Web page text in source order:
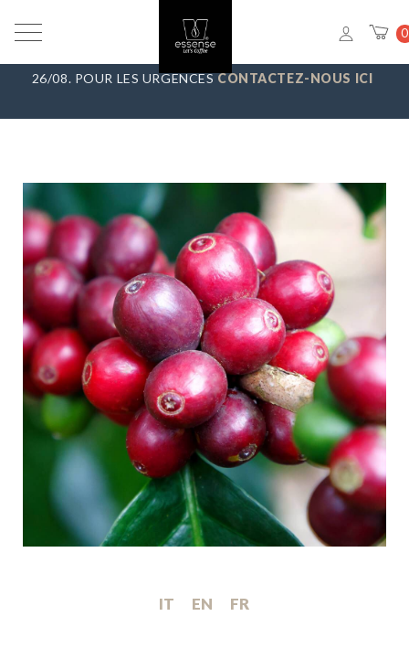
0
IT EN FR
VACANCES D’ÉTÉ
_ NOUS FAISONS UNE PAUSE DU 7/08 AU
23/08, TOUTES LES COMMANDES SERONT EXPÉDIÉES LE
26/08. POUR LES URGENCESCONTACTEZ-NOUS ICI